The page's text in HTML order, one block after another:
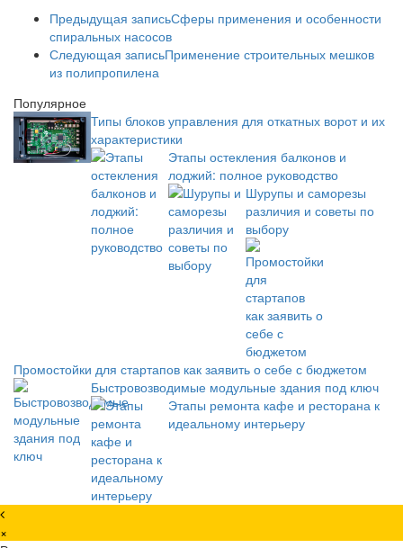
Предыдущая записьСферы применения и особенности
спиральных насосов
Следующая записьПрименение строительных мешков
из полипропилена
Популярное
Типы блоков управления для откатных ворот и их
характеристики
Этапы остекления балконов и
лоджий: полное руководство
Шурупы и саморезы
различия и советы по
выбору
Промостойки для стартапов как заявить о себе с бюджетом
Быстровозводимые модульные здания под ключ
Этапы ремонта кафе и ресторана к
идеальному интерьеру
×